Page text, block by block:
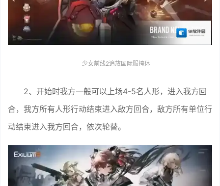
少女前线2追放国际服掩体
2、开始时我方一般可以上场4-5名人形，进入我方回
合，我方所有人形行动结束进入敌方回合，敌方所有单位行
动结束进入我方回合，依次轮替。